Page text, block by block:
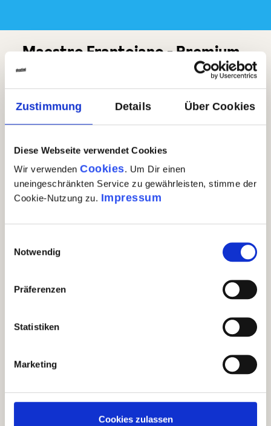
Zustimmung Details Über Cookies
Diese Webseite verwendet Cookies
Wir verwenden Cookies. Um Dir einen
uneingeschränkten Service zu gewährleisten, stimme der
Cookie-Nutzung zu. Impressum
Notwendig
Präferenzen
Statistiken
Marketing
Cookies zulassen
Maestro Frantoiano - Premium
Olivenöl aus Apulien
Steckbrief Daten
Erntejahr 2025/2026
Olivensorte(
Cuvée apulischer Oliven
veränderlichen Anteilen)
Erntemetho
nt
on
Farbe
Geruch
mittelintensive grüne
Fruchtigkeit